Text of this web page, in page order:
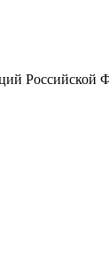
Российской